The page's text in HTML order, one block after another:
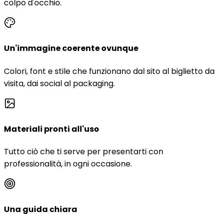
colpo d'occhio.
Un'immagine coerente ovunque
Colori, font e stile che funzionano dal sito al biglietto da
visita, dai social al packaging.
Materiali pronti all'uso
Tutto ciò che ti serve per presentarti con
professionalità, in ogni occasione.
Una guida chiara